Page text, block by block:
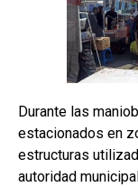
Durante las
estacionados en
estructuras
autoridad